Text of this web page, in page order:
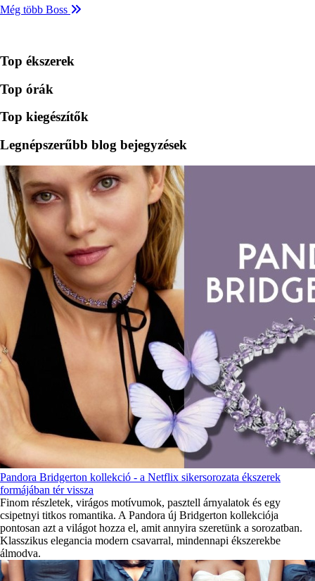
Még több Boss
Top ékszerek
Top órák
Top kiegészítők
Legnépszerűbb blog bejegyzések
Pandora Bridgerton kollekció - a Netflix sikersorozata ékszerek
formájában tér vissza
Finom részletek, virágos motívumok, pasztell árnyalatok és egy
csipetnyi titkos romantika. A Pandora új Bridgerton kollekciója
pontosan azt a világot hozza el, amit annyira szeretünk a sorozatban.
Klasszikus elegancia modern csavarral, mindennapi ékszerekbe
álmodva.